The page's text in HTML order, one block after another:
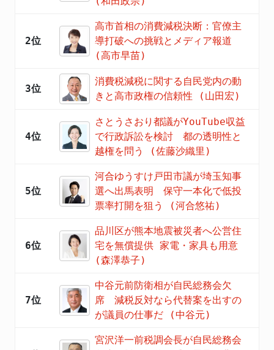
2位
高市首相の消費減税決断：官僚主
導打破への挑戦とメディア報道
(高市早苗)
3位
消費税減税に関する自民党内の動
きと高市政権の信頼性 (山田宏)
4位
さとうさおり都議がYouTube収益
で行政訴訟を検討 都の透明性と
越権を問う (佐藤沙織里)
5位
河合ゆうすけ戸田市議が埼玉知事
選へ出馬表明 保守一本化で低投
票率打開を狙う (河合悠祐)
6位
品川区が熊本地震被災者へ公営住
宅を無償提供 家電・家具も用意
(森澤恭子)
7位
中谷元前防衛相が自民総務会欠
席 減税反対なら代替案を出すの
が議員の仕事だ (中谷元)
宮沢洋一前税調会長が自民総務会